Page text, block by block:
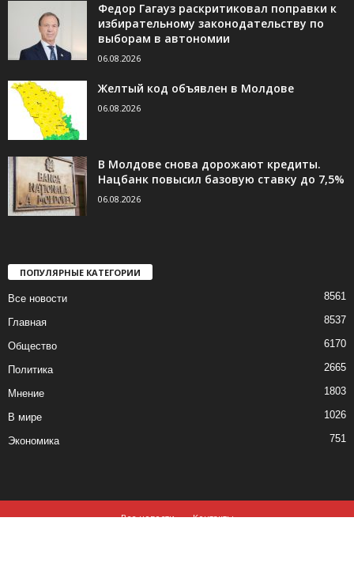
Федор Гагауз раскритиковал поправки к
избирательному законодательству по
выборам в автономии
06.08.2026
Желтый код объявлен в Молдове
06.08.2026
В Молдове снова дорожают кредиты.
Нацбанк повысил базовую ставку до 7,5%
06.08.2026
ПОПУЛЯРНЫЕ КАТЕГОРИИ
Все новости 8561
Главная 8537
Общество 6170
Политика 2665
Мнение 1803
В мире 1026
Экономика 751
Все новости
Контакты